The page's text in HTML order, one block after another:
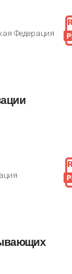
Федерация